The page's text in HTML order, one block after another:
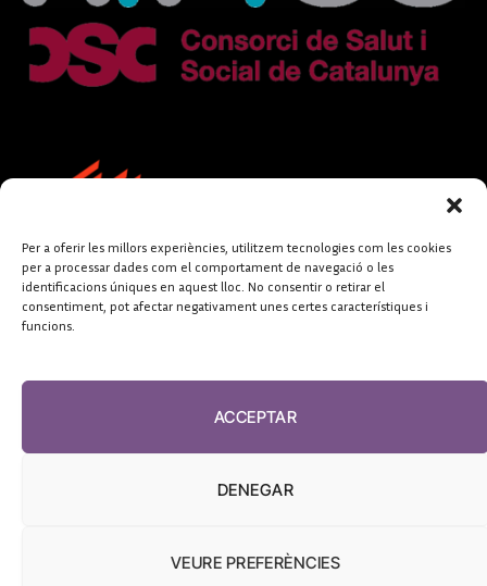
Per a oferir les millors experiències, utilitzem tecnologies com les cookies
per a processar dades com el comportament de navegació o les
identificacions úniques en aquest lloc. No consentir o retirar el
consentiment, pot afectar negativament unes certes característiques i
funcions.
ACCEPTAR
DENEGAR
VEURE PREFERÈNCIES
FUNDACIÓ